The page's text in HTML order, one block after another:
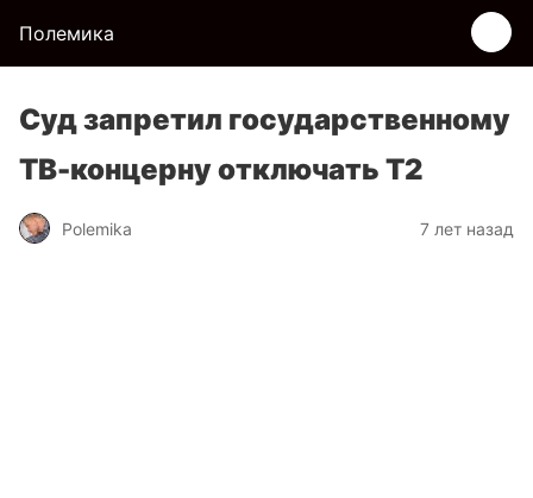
Полемика
Суд запретил государственному
ТВ-концерну отключать Т2
Polemika 7 лет назад